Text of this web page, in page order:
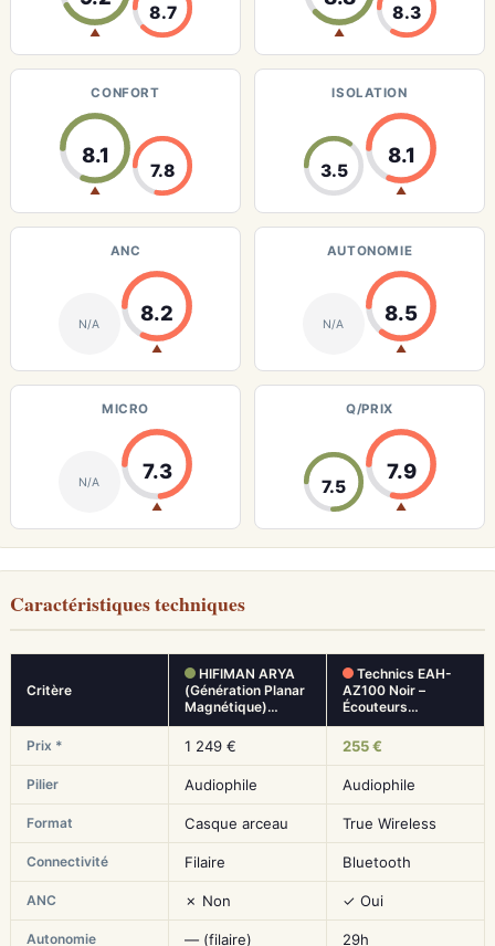
▲
8.7
▲
8.3
CONFORT
8.1
▲
7.8
ISOLATION
3.5
8.1
▲
ANC
N/A 8.2
▲
AUTONOMIE
N/A 8.5
▲
MICRO
N/A 7.3
▲
Q/PRIX
7.5
7.9
▲
Caractéristiques techniques
Critère
HIFIMAN ARYA
(Génération Planar
Magnétique)…
Technics EAH-
AZ100 Noir –
Écouteurs…
Prix * 1 249 € 255 €
Pilier Audiophile Audiophile
Format Casque arceau True Wireless
Connectivité Filaire Bluetooth
ANC ✗ Non ✓ Oui
Autonomie — (filaire) 29h